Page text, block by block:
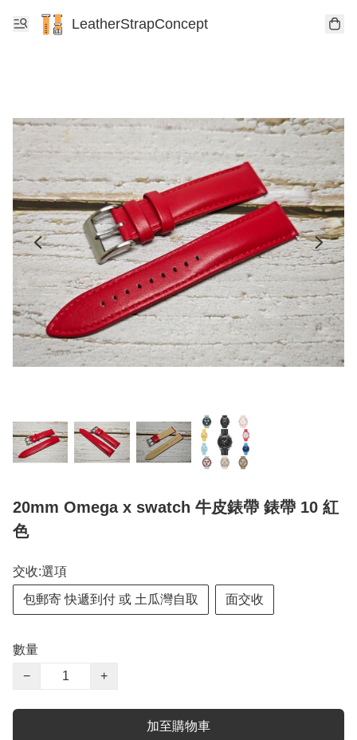
LeatherStrapConcept
20mm Omega x swatch 牛皮錶帶 錶帶 10 紅
色
交收:選項
包郵寄 快遞到付 或 土瓜灣自取 面交收
數量
−
+
加至購物車